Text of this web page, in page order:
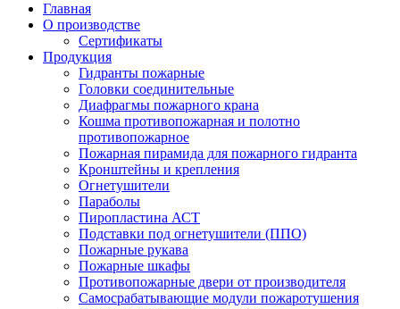
Главная
О производстве
Сертификаты
Продукция
Гидранты пожарные
Головки соединительные
Диафрагмы пожарного крана
Кошма противопожарная и полотно
противопожарное
Пожарная пирамида для пожарного гидранта
Кронштейны и крепления
Огнетушители
Параболы
Пиропластина АСТ
Подставки под огнетушители (ППО)
Пожарные рукава
Пожарные шкафы
Противопожарные двери от производителя
Самосрабатывающие модули пожаротушения